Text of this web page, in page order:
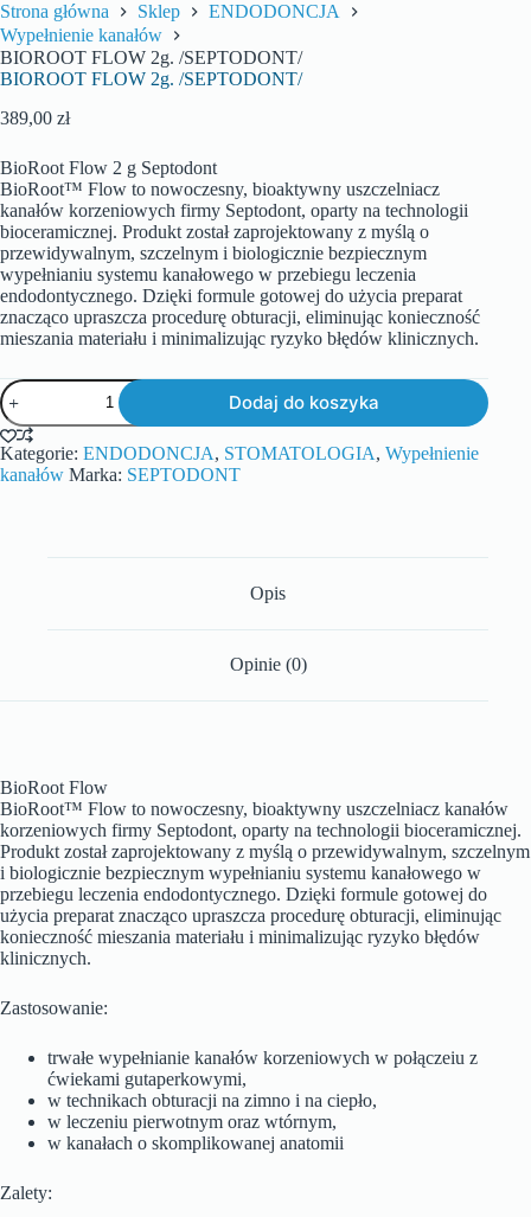
Strona główna Sklep
ENDODONCJA
Wypełnienie kanałów
BIOROOT FLOW 2g. /SEPTODONT/
BIOROOT FLOW 2g. /SEPTODONT/
389,00 zł
BioRoot Flow 2 g Septodont
BioRoot™ Flow to nowoczesny, bioaktywny uszczelniacz
kanałów korzeniowych firmy Septodont, oparty na technologii
bioceramicznej. Produkt został zaprojektowany z myślą o
przewidywalnym, szczelnym i biologicznie bezpiecznym
wypełnianiu systemu kanałowego w przebiegu leczenia
endodontycznego. Dzięki formule gotowej do użycia preparat
znacząco upraszcza procedurę obturacji, eliminując konieczność
mieszania materiału i minimalizując ryzyko błędów klinicznych.
Dodaj do koszyka
Kategorie: ENDODONCJA, STOMATOLOGIA, Wypełnienie
kanałów Marka: SEPTODONT
Opis
Opinie (0)
BioRoot Flow
BioRoot™ Flow to nowoczesny, bioaktywny uszczelniacz kanałów
korzeniowych firmy Septodont, oparty na technologii bioceramicznej.
Produkt został zaprojektowany z myślą o przewidywalnym, szczelnym
i biologicznie bezpiecznym wypełnianiu systemu kanałowego w
przebiegu leczenia endodontycznego. Dzięki formule gotowej do
użycia preparat znacząco upraszcza procedurę obturacji, eliminując
konieczność mieszania materiału i minimalizując ryzyko błędów
klinicznych.
Zastosowanie:
trwałe wypełnianie kanałów korzeniowych w połączeiu z
ćwiekami gutaperkowymi,
w technikach obturacji na zimno i na ciepło,
w leczeniu pierwotnym oraz wtórnym,
w kanałach o skomplikowanej anatomii
Zalety: